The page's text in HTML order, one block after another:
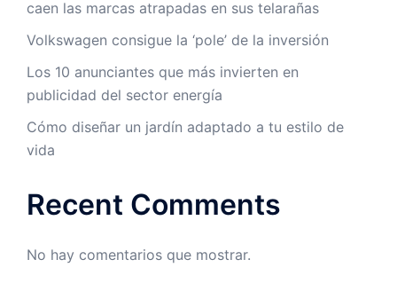
caen las marcas atrapadas en sus telarañas
Volkswagen consigue la ‘pole’ de la inversión
Los 10 anunciantes que más invierten en
publicidad del sector energía
Cómo diseñar un jardín adaptado a tu estilo de
vida
Recent Comments
No hay comentarios que mostrar.